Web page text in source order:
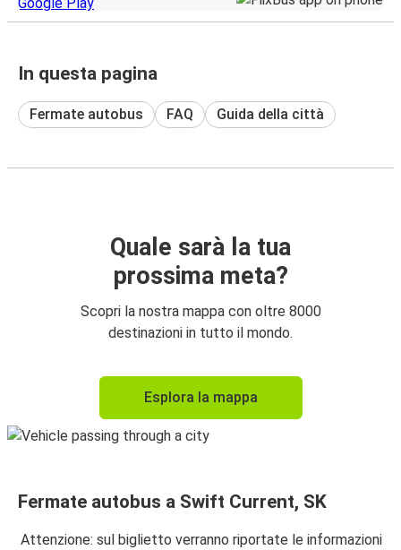
In questa pagina
Fermate autobus FAQ Guida della città
Quale sarà la tua
prossima meta?
Scopri la nostra mappa con oltre 8000
destinazioni in tutto il mondo.
Esplora la mappa
Fermate autobus a Swift Current, SK
Attenzione: sul biglietto verranno riportate le informazioni